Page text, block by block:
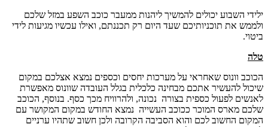
ילידי השבוע יכולים להמשיך ליהנות ממעבר כוכב השפע במזל שלכם
ולממש את תוכניותיכם שעד היום רק תכננתם, ואילו עכשיו מגיעות לידי
ביטוי.
טלה
הכוכב וונוס שאחראי על מערכות יחסים וכספים נמצא אצלכם במקום
שיכול להעשיר אתכם מבחינה כלכלית בגלל העובדה שוונוס מאפשרת
לאנשים לפעול כספית בצורה נכונה, ולהרוויח מכך כסף. בנוסף, הכוכב
שלכם מארס המוכר ככוכב העשייה נמצא החודש במקום המקושר עם
המקום החשוב לכם והוא הסביבה הקרובה ולכן חשוב שתהיו ערניים